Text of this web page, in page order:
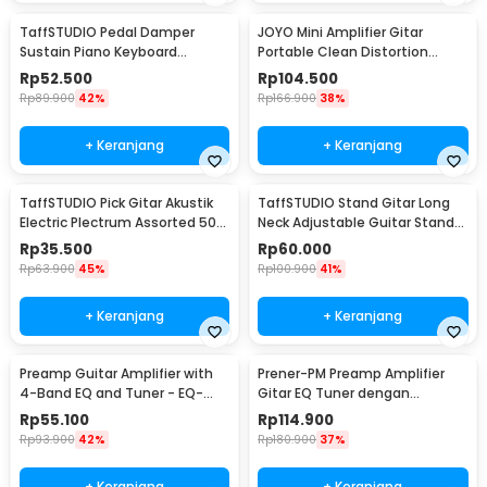
TaffSTUDIO Pedal Damper
Sustain Piano Keyboard
Universal Jack 6.35 mm - WTB-
005
Rp52.500
Rp89.900 42%
+ Keranjang
JOYO Mini Amplifier Gitar
Portable Clean Distortion
Headphone Amp 2W - JA-01
Rp104.500
Rp166.900 38%
+ Keranjang
TaffSTUDIO Pick Gitar Akustik
Electric Plectrum Assorted 50
PCS - A011A
Rp35.500
Rp63.900 45%
+ Keranjang
TaffSTUDIO Stand Gitar Long
Neck Adjustable Guitar Stand
Steel - HK00433
Rp60.000
Rp100.900 41%
+ Keranjang
Preamp Guitar Amplifier with
4-Band EQ and Tuner - EQ-
7545R
Rp55.100
Rp93.900 42%
Prener-PM Preamp Amplifier
Gitar EQ Tuner dengan
Microphone - LC-5
Rp114.900
Rp180.900 37%